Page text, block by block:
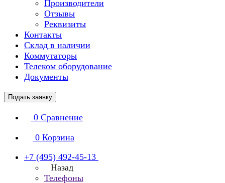
Производители
Отзывы
Реквизиты
Контакты
Склад в наличии
Коммутаторы
Телеком оборудование
Документы
Подать заявку
0 Сравнение
0 Корзина
+7 (495) 492-45-13
Назад
Телефоны